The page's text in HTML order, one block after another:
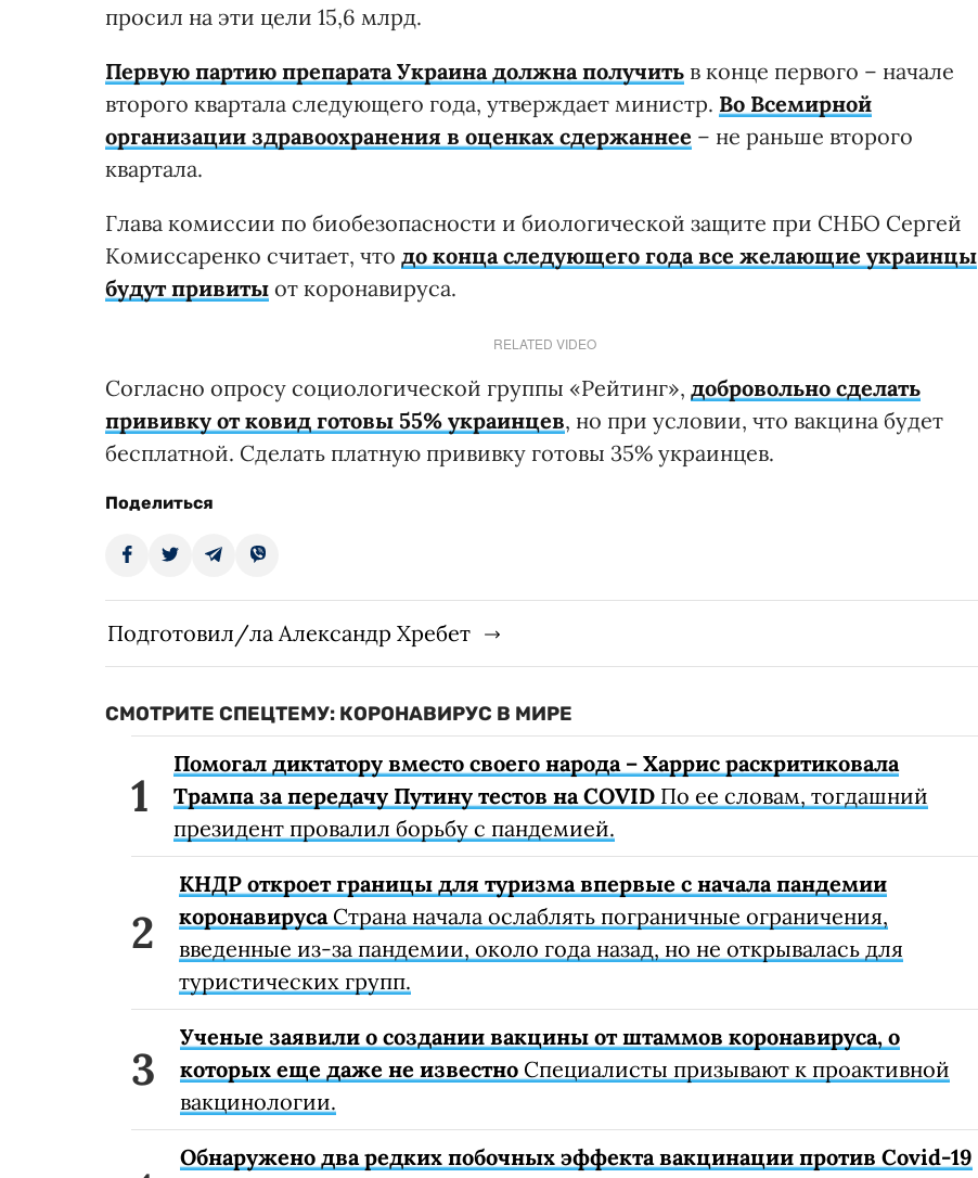
просил на эти цели 15,6 млрд.
Первую партию препарата Украина должна получить в конце первого – начале
второго квартала следующего года, утверждает министр. Во Всемирной
организации здравоохранения в оценках сдержаннее – не раньше второго
квартала.
Глава комиссии по биобезопасности и биологической защите при СНБО Сергей
Комиссаренко считает, что до конца следующего года все желающие украинцы
будут привиты от коронавируса.
RELATED VIDEO
Согласно опросу социологической группы «Рейтинг», добровольно сделать
прививку от ковид готовы 55% украинцев, но при условии, что вакцина будет
бесплатной. Сделать платную прививку готовы 35% украинцев.
Поделиться
Подготовил/ла Александр Хребет
СМОТРИТЕ СПЕЦТЕМУ: КОРОНАВИРУС В МИРЕ
Помогал диктатору вместо своего народа – Харрис раскритиковала
Трампа за передачу Путину тестов на COVID По ее словам, тогдашний
президент провалил борьбу с пандемией.
КНДР откроет границы для туризма впервые с начала пандемии
коронавирусаСтрана начала ослаблять пограничные ограничения,
введенные из-за пандемии, около года назад, но не открывалась для
туристических групп.
Ученые заявили о создании вакцины от штаммов коронавируса, о
которых еще даже не известно Специалисты призывают к проактивной
вакцинологии.
Обнаружено два редких побочных эффекта вакцинации против Covid-19